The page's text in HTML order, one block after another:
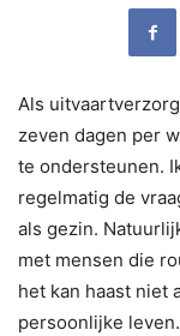
Als
zeven dagen per
te ondersteunen.
regelmatig de
als gezin.
met mensen die
het kan haast niet
persoonlijke